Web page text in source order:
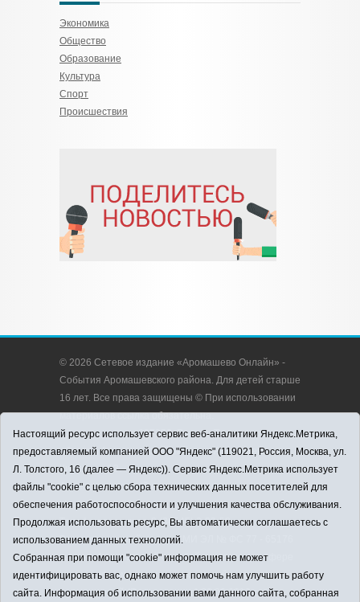
Экономика
Общество
Образование
Культура
Спорт
Происшествия
© 2026 Сетевое издание «Аромашево Онлайн» -
События Аромашевского района. Для детей старше
16 лет. Все права защищены © При использовании
материалов ссылка обязательна.
Адрес редакции: 627350, Россия, Тюменская
область, Аромашевский район, с. Аромашево, ул.
Кирова, д. 13.
Адрес электронной почты редакции:
strudu72@obl72.ru
Телефон редакции: 8 (34545) 2-30-58
Регистрационный номер СМИ ЭЛ № ФС 77 - 65176
выдано Федеральной службой по надзору в сфере
связи, информационных технологий и массовых
коммуникаций (Роскомнадзор) 28.03.2016 г.
Настоящий ресурс использует сервис веб-аналитики Яндекс.Метрика,
предоставляемый компанией ООО "Яндекс" (119021, Россия, Москва, ул.
Л. Толстого, 16 (далее — Яндекс)). Сервис Яндекс.Метрика использует
файлы "cookie" с целью сбора технических данных посетителей для
обеспечения работоспособности и улучшения качества обслуживания.
Продолжая использовать ресурс, Вы автоматически соглашаетесь с
использованием данных технологий.
Собранная при помощи "cookie" информация не может
идентифицировать вас, однако может помочь нам улучшить работу
сайта. Информация об использовании вами данного сайта, собранная